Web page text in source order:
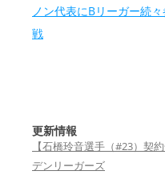
ノン代表にBリーガー続々
戦
更新情報
【石橋玲音選手（#23）契
デンリーガーズ